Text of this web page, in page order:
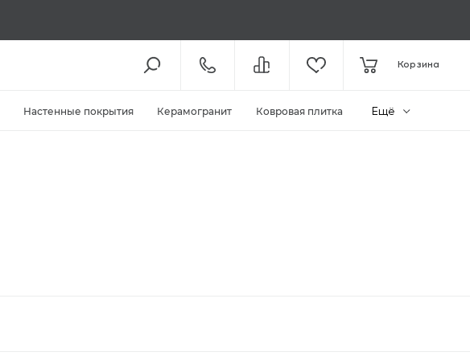
8 (800) 301-61-43
КОЛЛ-ЦЕНТР / ДО 19:00
Корзина
Настенные покрытия Керамогранит Ковровая плитка Ещё